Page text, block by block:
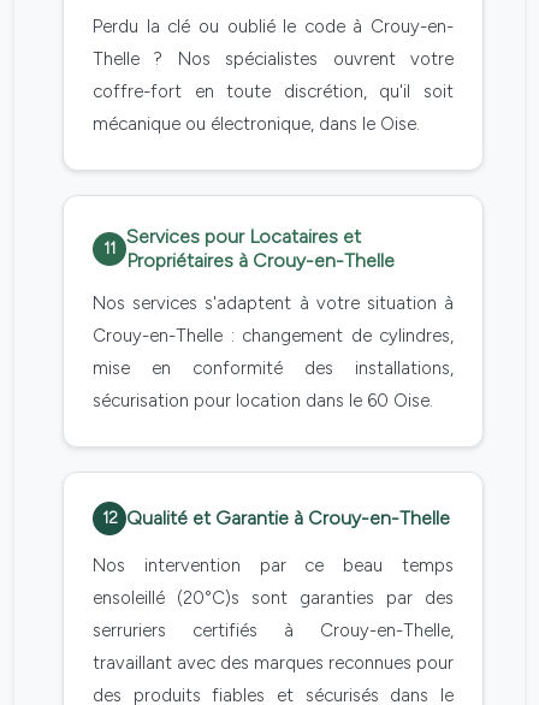
Perdu la clé ou oublié le code à Crouy-en-
Thelle ? Nos spécialistes ouvrent votre
coffre-fort en toute discrétion, qu'il soit
mécanique ou électronique, dans le Oise.
11
Services pour Locataires et
Propriétaires à Crouy-en-Thelle
Nos services s'adaptent à votre situation à
Crouy-en-Thelle : changement de cylindres,
mise en conformité des installations,
sécurisation pour location dans le 60 Oise.
12 Qualité et Garantie à Crouy-en-Thelle
Nos intervention par ce beau temps
ensoleillé (20°C)s sont garanties par des
serruriers certifiés à Crouy-en-Thelle,
travaillant avec des marques reconnues pour
des produits fiables et sécurisés dans le